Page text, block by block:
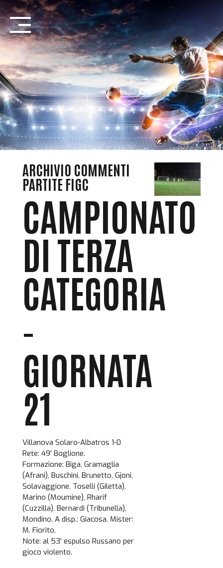
Salta
Introduzione...
ARCHIVIO COMMENTI
PARTITE FIGC
CAMPIONATO
DI TERZA
CATEGORIA
-
GIORNATA
21
Villanova Solaro-Albatros 1-0
Rete: 49' Boglione.
Formazione: Biga, Gramaglia
(Afrani), Buschini, Brunetto, Gjoni,
Solavaggione, Toselli (Giletta),
Marino (Moumine), Rharif
(Cuzzilla), Bernardi (Tribunella),
Mondino. A disp.: Giacosa. Mister:
M. Fiorito.
Note: al 53' espulso Russano per
gioco violento.